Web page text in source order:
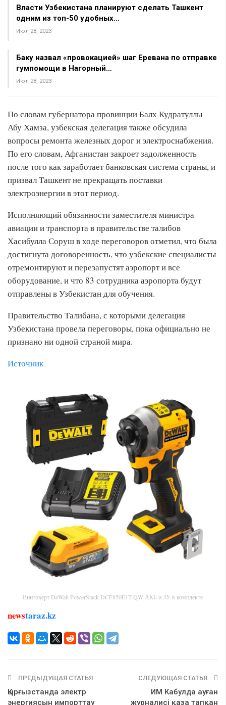
Власти Узбекистана планируют сделать Ташкент
одним из топ-50 удобных…
Июл 28, 2023
Баку назвал «провокацией» шаг Еревана по отправке
гумпомощи в Нагорный…
Июл 28, 2023
По словам губернатора провинции Балх Кудратуллы
Абу Хамза, узбекская делегация также обсудила
вопросы ремонта железных дорог и электроснабжения.
По его словам, Афганистан закроет задолженность
после того как заработает банковская система страны, и
призвал Ташкент не прекращать поставки
электроэнергии в этот период.
Исполняющий обязанности заместителя министра
авиации и транспорта в правительстве талибов
Хасибулла Соруш в ходе переговоров отметил, что была
достигнута договоренность, что узбекские специалисты
отремонтируют и перезапустят аэропорт и все
оборудование, и что 83 сотрудника аэропорта будут
отправлены в Узбекистан для обучения.
Правительство Талибана, с которыми делегация
Узбекистана провела переговоры, пока официально не
признано ни одной страной мира.
Источник
Винтоверт DeWalt PowerStack DCF850E1T-QW АКБ и ЗУ в комплекте
newstaraz.kz
ПРЕДЫДУЩАЯ СТАТЬЯ
Қырғызстанда электр
энергиясын импорттау
СЛЕДУЮЩАЯ СТАТЬЯ
ИМ Кабулда ауған
журналисі қаза тапқан